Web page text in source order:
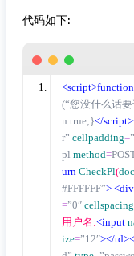
代码如下:
<script>function
(“您没什么话
n true;}</
r” cellpadding=
pl method=
urn CheckPl(
#FFFFFF”> <div
=”0″ cellspacing
用户名:<input
ize=”12″></